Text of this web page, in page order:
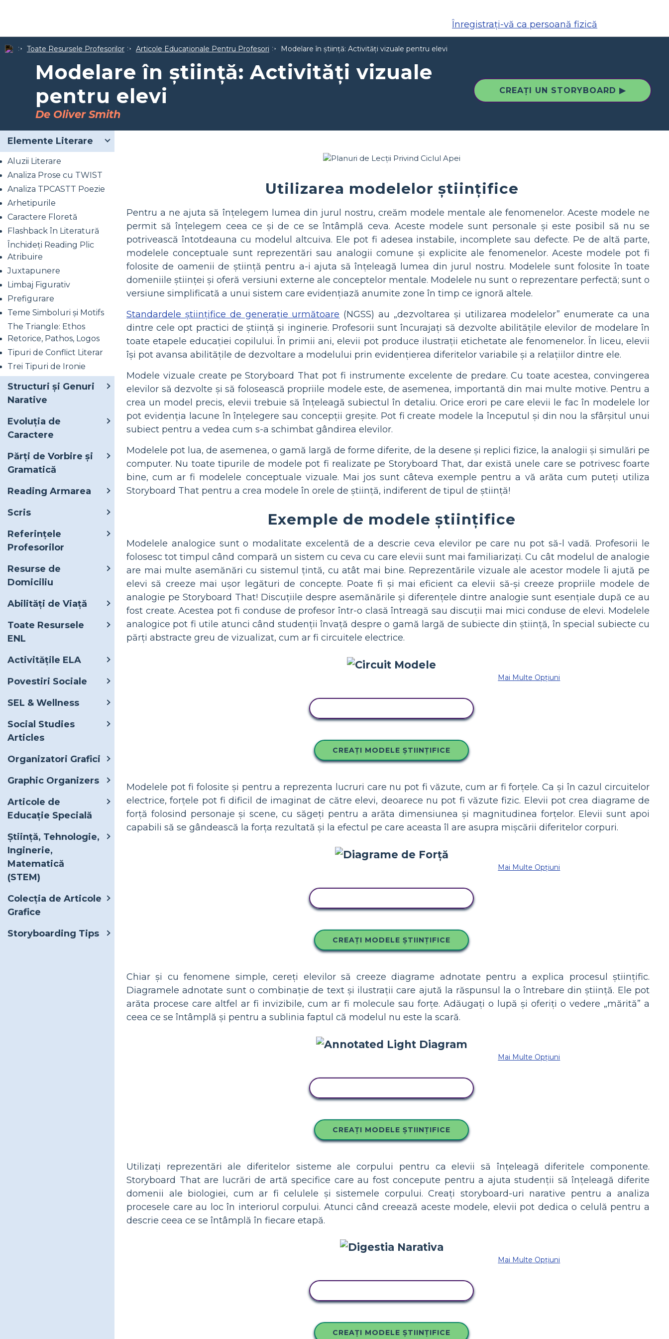
Înregistrați-vă ca persoană fizică
Toate Resursele Profesorilor Articole Educaționale Pentru Profesori Modelare în știință: Activități vizuale pentru elevi
Modelare în știință: Activități vizuale
pentru elevi
De Oliver Smith
CREAȚI UN STORYBOARD ▶
Elemente Literare
Aluzii Literare
Analiza Prose cu TWIST
Analiza TPCASTT Poezie
Arhetipurile
Caractere Floretă
Flashback în Literatură
Închideți Reading Plic
Atribuire
Juxtapunere
Limbaj Figurativ
Prefigurare
Teme Simboluri și Motifs
The Triangle: Ethos
Retorice, Pathos, Logos
Tipuri de Conflict Literar
Trei Tipuri de Ironie
Structuri și Genuri
Narative
Evoluția de
Caractere
Părți de Vorbire și
Gramatică
Reading Armarea
Scris
Referințele
Profesorilor
Resurse de
Domiciliu
Abilități de Viață
Toate Resursele
ENL
Activitățile ELA
Povestiri Sociale
SEL & Wellness
Social Studies
Articles
Organizatori Grafici
Graphic Organizers
Articole de
Educație Specială
Știință, Tehnologie,
Inginerie,
Matematică
(STEM)
Colecția de Articole
Grafice
Storyboarding Tips
Utilizarea modelelor științifice
Pentru a ne ajuta să înțelegem lumea din jurul nostru, creăm modele mentale ale fenomenelor. Aceste modele ne
permit să înțelegem ceea ce și de ce se întâmplă ceva. Aceste modele sunt personale și este posibil să nu se
potrivească întotdeauna cu modelul altcuiva. Ele pot fi adesea instabile, incomplete sau defecte. Pe de altă parte,
modelele conceptuale sunt reprezentări sau analogii comune și explicite ale fenomenelor. Aceste modele pot fi
folosite de oamenii de știință pentru a-i ajuta să înțeleagă lumea din jurul nostru. Modelele sunt folosite în toate
domeniile științei și oferă versiuni externe ale conceptelor mentale. Modelele nu sunt o reprezentare perfectă; sunt o
versiune simplificată a unui sistem care evidențiază anumite zone în timp ce ignoră altele.
Standardele științifice de generație următoare (NGSS) au „dezvoltarea și utilizarea modelelor” enumerate ca una
dintre cele opt practici de știință și inginerie. Profesorii sunt încurajați să dezvolte abilitățile elevilor de modelare în
toate etapele educației copilului. În primii ani, elevii pot produce ilustrații etichetate ale fenomenelor. În liceu, elevii
își pot avansa abilitățile de dezvoltare a modelului prin evidențierea diferitelor variabile și a relațiilor dintre ele.
Modele vizuale create pe Storyboard That pot fi instrumente excelente de predare. Cu toate acestea, convingerea
elevilor să dezvolte și să folosească propriile modele este, de asemenea, importantă din mai multe motive. Pentru a
crea un model precis, elevii trebuie să înțeleagă subiectul în detaliu. Orice erori pe care elevii le fac în modelele lor
pot evidenția lacune în înțelegere sau concepții greșite. Pot fi create modele la începutul și din nou la sfârșitul unui
subiect pentru a vedea cum s-a schimbat gândirea elevilor.
Modelele pot lua, de asemenea, o gamă largă de forme diferite, de la desene și replici fizice, la analogii și simulări pe
computer. Nu toate tipurile de modele pot fi realizate pe Storyboard That, dar există unele care se potrivesc foarte
bine, cum ar fi modelele conceptuale vizuale. Mai jos sunt câteva exemple pentru a vă arăta cum puteți utiliza
Storyboard That pentru a crea modele în orele de știință, indiferent de tipul de știință!
Exemple de modele științifice
Modelele analogice sunt o modalitate excelentă de a descrie ceva elevilor pe care nu pot să-l vadă. Profesorii le
folosesc tot timpul când compară un sistem cu ceva cu care elevii sunt mai familiarizați. Cu cât modelul de analogie
are mai multe asemănări cu sistemul țintă, cu atât mai bine. Reprezentările vizuale ale acestor modele îi ajută pe
elevi să creeze mai ușor legături de concepte. Poate fi și mai eficient ca elevii să-și creeze propriile modele de
analogie pe Storyboard That! Discuțiile despre asemănările și diferențele dintre analogie sunt esențiale după ce au
fost create. Acestea pot fi conduse de profesor într-o clasă întreagă sau discuții mai mici conduse de elevi. Modelele
analogice pot fi utile atunci când studenții învață despre o gamă largă de subiecte din știință, în special subiecte cu
părți abstracte greu de vizualizat, cum ar fi circuitele electrice.
Mai Multe Opțiuni
CREAȚI MODELE ȘTIINȚIFICE
Modelele pot fi folosite și pentru a reprezenta lucruri care nu pot fi văzute, cum ar fi forțele. Ca și în cazul circuitelor
electrice, forțele pot fi dificil de imaginat de către elevi, deoarece nu pot fi văzute fizic. Elevii pot crea diagrame de
forță folosind personaje și scene, cu săgeți pentru a arăta dimensiunea și magnitudinea forțelor. Elevii sunt apoi
capabili să se gândească la forța rezultată și la efectul pe care aceasta îl are asupra mișcării diferitelor corpuri.
Mai Multe Opțiuni
CREAȚI MODELE ȘTIINȚIFICE
Chiar și cu fenomene simple, cereți elevilor să creeze diagrame adnotate pentru a explica procesul științific.
Diagramele adnotate sunt o combinație de text și ilustrații care ajută la răspunsul la o întrebare din știință. Ele pot
arăta procese care altfel ar fi invizibile, cum ar fi molecule sau forțe. Adăugați o lupă și oferiți o vedere „mărită” a
ceea ce se întâmplă și pentru a sublinia faptul că modelul nu este la scară.
Mai Multe Opțiuni
CREAȚI MODELE ȘTIINȚIFICE
Utilizați reprezentări ale diferitelor sisteme ale corpului pentru ca elevii să înțeleagă diferitele componente.
Storyboard That are lucrări de artă specifice care au fost concepute pentru a ajuta studenții să înțeleagă diferite
domenii ale biologiei, cum ar fi celulele și sistemele corpului. Creați storyboard-uri narative pentru a analiza
procesele care au loc în interiorul corpului. Atunci când creează aceste modele, elevii pot dedica o celulă pentru a
descrie ceea ce se întâmplă în fiecare etapă.
Mai Multe Opțiuni
CREAȚI MODELE ȘTIINȚIFICE